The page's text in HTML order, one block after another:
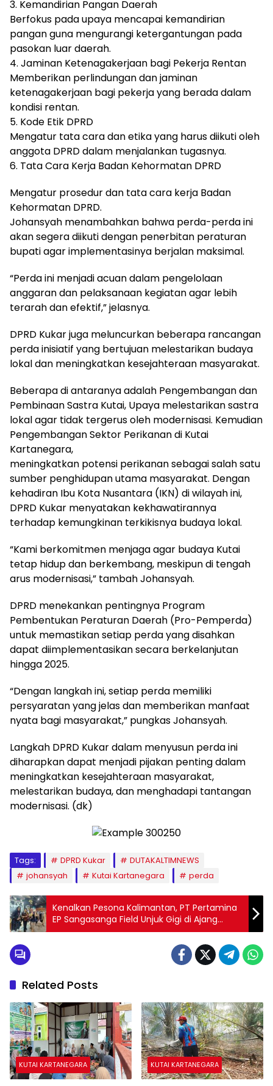
3. Kemandirian Pangan Daerah
Berfokus pada upaya mencapai kemandirian
pangan guna mengurangi ketergantungan pada
pasokan luar daerah.
4. Jaminan Ketenagakerjaan bagi Pekerja Rentan
Memberikan perlindungan dan jaminan
ketenagakerjaan bagi pekerja yang berada dalam
kondisi rentan.
5. Kode Etik DPRD
Mengatur tata cara dan etika yang harus diikuti oleh
anggota DPRD dalam menjalankan tugasnya.
6. Tata Cara Kerja Badan Kehormatan DPRD
Mengatur prosedur dan tata cara kerja Badan
Kehormatan DPRD.
Johansyah menambahkan bahwa perda-perda ini
akan segera diikuti dengan penerbitan peraturan
bupati agar implementasinya berjalan maksimal.
“Perda ini menjadi acuan dalam pengelolaan
anggaran dan pelaksanaan kegiatan agar lebih
terarah dan efektif,” jelasnya.
DPRD Kukar juga meluncurkan beberapa rancangan
perda inisiatif yang bertujuan melestarikan budaya
lokal dan meningkatkan kesejahteraan masyarakat.
Beberapa di antaranya adalah Pengembangan dan
Pembinaan Sastra Kutai, Upaya melestarikan sastra
lokal agar tidak tergerus oleh modernisasi. Kemudian
Pengembangan Sektor Perikanan di Kutai
Kartanegara,
meningkatkan potensi perikanan sebagai salah satu
sumber penghidupan utama masyarakat. Dengan
kehadiran Ibu Kota Nusantara (IKN) di wilayah ini,
DPRD Kukar menyatakan kekhawatirannya
terhadap kemungkinan terkikisnya budaya lokal.
“Kami berkomitmen menjaga agar budaya Kutai
tetap hidup dan berkembang, meskipun di tengah
arus modernisasi,” tambah Johansyah.
DPRD menekankan pentingnya Program
Pembentukan Peraturan Daerah (Pro-Pemperda)
untuk memastikan setiap perda yang disahkan
dapat diimplementasikan secara berkelanjutan
hingga 2025.
“Dengan langkah ini, setiap perda memiliki
persyaratan yang jelas dan memberikan manfaat
nyata bagi masyarakat,” pungkas Johansyah.
Langkah DPRD Kukar dalam menyusun perda ini
diharapkan dapat menjadi pijakan penting dalam
meningkatkan kesejahteraan masyarakat,
melestarikan budaya, dan menghadapi tantangan
modernisasi. (dk)
Tags: DPRD Kukar
DUTAKALTIMNEWS
johansyah
Kutai Kartanegara perda
Kenalkan Pesona Kalimantan, PT Pertamina
EP Sangasanga Field Unjuk Gigi di Ajang
Discovering the Magnificence of Indonesia
Related Posts
KUTAI KARTANEGARA KUTAI KARTANEGARA